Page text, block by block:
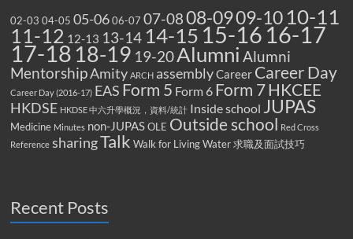
02-03 04-05 05-06 06-07 07-0808-0909-10 10-11
11-12 12-13 13-14 14-15 15-16 16-17
17-18 18-19 19-20Alumni Alumni
MentorshipAmity ARCH assemblyCareer Career Day
Career Day (2016-17) EAS Form 5 Form 6 Form 7HKCEE
HKDSE HKDSE 中六升學概況，資料/統計 Inside school JUPAS
Medicine Minutes non-JUPAS OLE Outside school Red Cross
Reference sharingTalk Walk for Living Water 求職及面試技巧
Recent Posts